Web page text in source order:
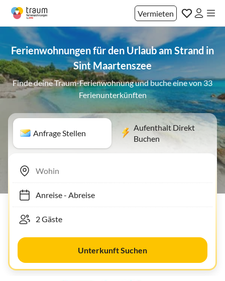
Vermieten
Ferienwohnungen für den Urlaub am Strand in
Sint Maartenszee
Finde deine Traum-Ferienwohnung und buche eine von 33
Ferienunterkünften
Anfrage Stellen
Aufenthalt Direkt
Buchen
Anreise- Abreise
Unterkunft Suchen